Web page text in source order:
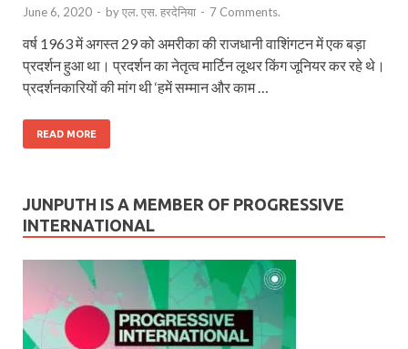
June 6, 2020 - byएल. एस. हरदेनिया - 7 Comments.
वर्ष 1963 में अगस्त 29 को अमरीका की राजधानी वाशिंगटन में एक बड़ा
प्रदर्शन हुआ था। प्रदर्शन का नेतृत्व मार्टिन लूथर किंग जूनियर कर रहे थे।
प्रदर्शनकारियों की मांग थी ‘हमें सम्मान और काम …
READ MORE
JUNPUTH IS A MEMBER OF PROGRESSIVE
INTERNATIONAL